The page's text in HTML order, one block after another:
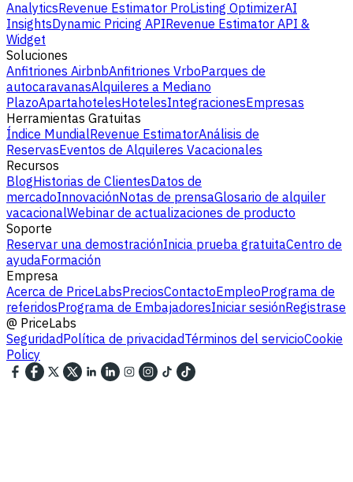
AnalyticsRevenue Estimator ProListing OptimizerAI
InsightsDynamic Pricing APIRevenue Estimator API &
Widget
Soluciones
Anfitriones AirbnbAnfitriones VrboParques de
autocaravanasAlquileres a Mediano
PlazoApartahotelesHotelesIntegracionesEmpresas
Herramientas Gratuitas
Índice MundialRevenue EstimatorAnálisis de
ReservasEventos de Alquileres Vacacionales
Recursos
BlogHistorias de ClientesDatos de
mercadoInnovaciónNotas de prensaGlosario de alquiler
vacacionalWebinar de actualizaciones de producto
Soporte
Reservar una demostraciónInicia prueba gratuitaCentro de
ayudaFormación
Empresa
Acerca de PriceLabsPreciosContactoEmpleoPrograma de
referidosPrograma de EmbajadoresIniciar sesiónRegistrase
@ PriceLabs
SeguridadPolítica de privacidadTérminos del servicioCookie
Policy